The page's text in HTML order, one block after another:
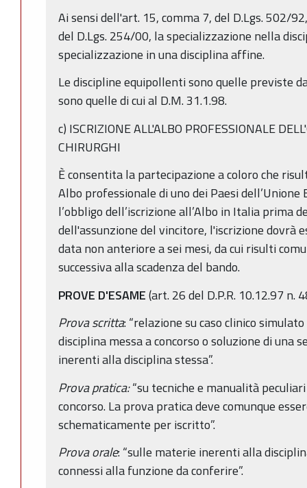
Ai sensi dell'art. 15, comma 7, del D.Lgs. 502/
del D.Lgs. 254/00, la specializzazione nella
specializzazione in una disciplina affine.
Le discipline equipollenti sono quelle previste
sono quelle di cui al D.M. 31.1.98.
c) ISCRIZIONE ALL'ALBO PROFESSIONALE
CHIRURGHI
È consentita la partecipazione a coloro che
Albo professionale di uno dei Paesi
l’obbligo dell’iscrizione all’Albo in Italia prima
dell'assunzione del vincitore, l'iscrizione dovrà
data non anteriore a sei mesi, da cui risulti
successiva alla scadenza del bando.
PROVE D'ESAME(art. 26 del D.P.R. 10.12.97 n.
Prova scritta: “relazione su caso clinico
disciplina messa a concorso o soluzione di una
inerenti alla disciplina stessa”.
Prova pratica:“su tecniche e manualità
concorso. La prova pratica deve comunque
schematicamente per iscritto”.
Prova orale: “sulle materie inerenti alla
connessi alla funzione da conferire”.